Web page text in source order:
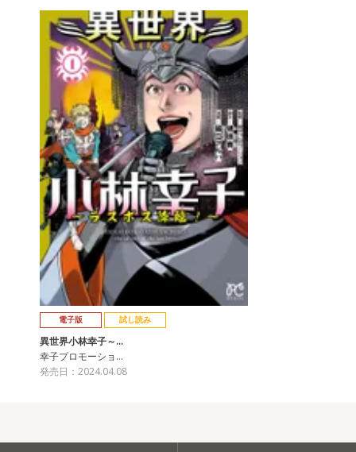
電子版 試し読み
異世界小林幸子～…
幸子プロモーショ…
発売日：2024.04.08